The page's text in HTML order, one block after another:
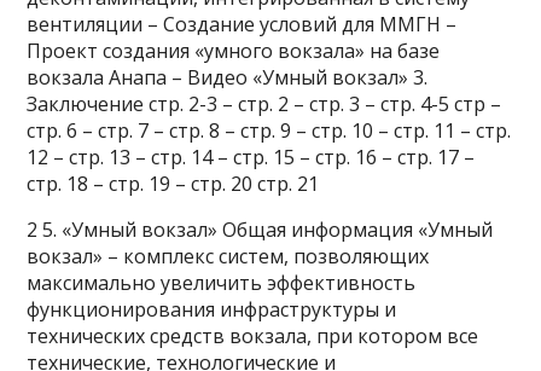
вентиляции – Создание условий для ММГН –
Проект создания «умного вокзала» на базе
вокзала Анапа – Видео «Умный вокзал» 3.
Заключение стр. 2-3 – стр. 2 – стр. 3 – стр. 4-5 стр –
стр. 6 – стр. 7 – стр. 8 – стр. 9 – стр. 10 – стр. 11 – стр.
12 – стр. 13 – стр. 14 – стр. 15 – стр. 16 – стр. 17 –
стр. 18 – стр. 19 – стр. 20 стр. 21
2 5. «Умный вокзал» Общая информация «Умный
вокзал» – комплекс систем, позволяющих
максимально увеличить эффективность
функционирования инфраструктуры и
технических средств вокзала, при котором все
технические, технологические и